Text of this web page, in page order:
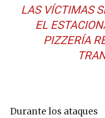
LAS VÍCTIMAS
EL
PIZZERÍA
Durante los ataques